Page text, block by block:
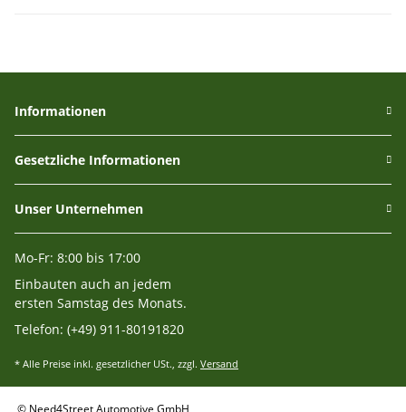
Informationen
Gesetzliche Informationen
Unser Unternehmen
Mo-Fr: 8:00 bis 17:00
Einbauten auch an jedem
ersten Samstag des Monats.
Telefon: (+49) 911-80191820
* Alle Preise inkl. gesetzlicher USt., zzgl. Versand